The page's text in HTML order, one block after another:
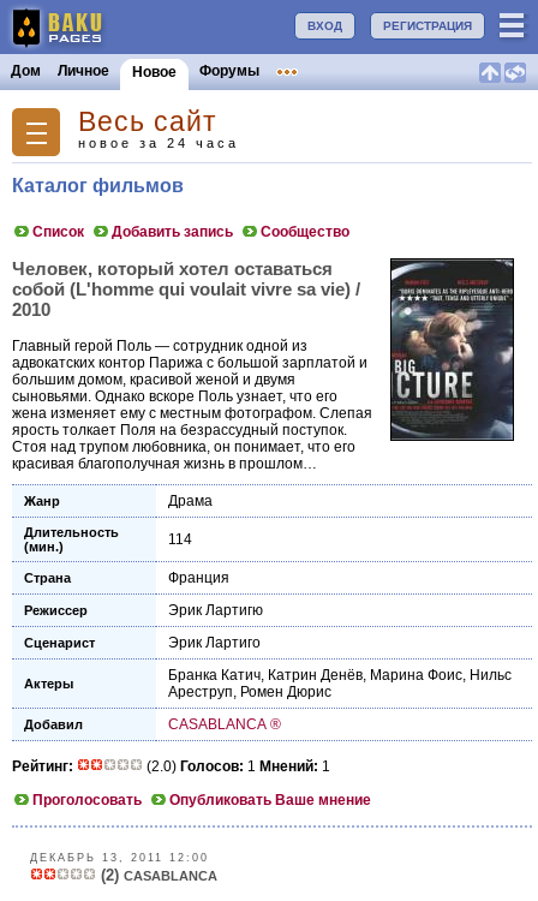
РЕГИСТРАЦИЯ
ВХОД
Дом Личное Новое Форумы
Весь сайт
новое за 24 часа
Каталог фильмов
Список Добавить запись Сообщество
Человек, который хотел оставаться
собой (L'homme qui voulait vivre sa vie) /
2010
Главный герой Поль — сотрудник одной из
адвокатских контор Парижа с большой зарплатой и
большим домом, красивой женой и двумя
сыновьями. Однако вскоре Поль узнает, что его
жена изменяет ему с местным фотографом. Слепая
ярость толкает Поля на безрассудный поступок.
Стоя над трупом любовника, он понимает, что его
красивая благополучная жизнь в прошлом…
Жанр Драма
Длительность
(мин.)
114
Страна Франция
Режиссер Эрик Лартигю
Сценарист Эрик Лартиго
Актеры Бранка Катич, Катрин Денёв, Марина Фоис, Нильс
Ареструп, Ромен Дюрис
Добавил CASABLANCA ®
Рейтинг: (2.0) Голосов: 1 Мнений: 1
Проголосовать
Опубликовать Ваше мнение
ДЕКАБРЬ 13, 2011 12:00
(2) CASABLANCA